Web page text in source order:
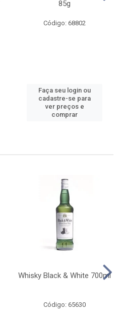
85g
Código: 68802
Faça seu login ou
cadastre-se para
ver preços e
comprar
Whisky Black & White 700ml
Código: 65630